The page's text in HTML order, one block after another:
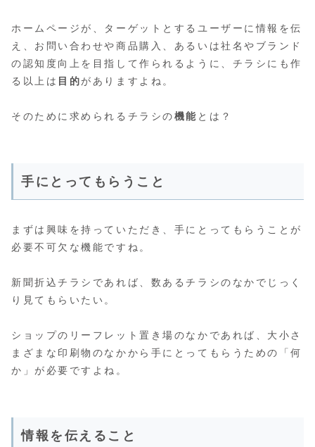
ホームページが、ターゲットとするユーザーに情報を伝
え、お問い合わせや商品購入、あるいは社名やブランド
の認知度向上を目指して作られるように、チラシにも作
る以上は 目的がありますよね。
そのために求められるチラシの機能 とは？
手にとってもらうこと
まずは興味を持っていただき、手にとってもらうことが
必要不可欠な機能ですね。
新聞折込チラシであれば、数あるチラシのなかでじっく
り見てもらいたい。
ショップのリーフレット置き場のなかであれば、大小さ
まざまな印刷物のなかから手にとってもらうための「何
か」が必要ですよね。
情報を伝えること